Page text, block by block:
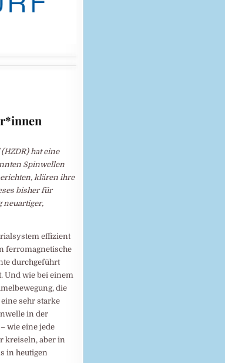
hat eine
Spinwellen
klären ihre
bisher für
neuartiger,
effizient
ferromagnetische
durchgeführt
Und wie bei einem
die
sehr starke
in der
wie eine jede
kreiseln, aber in
in heutigen